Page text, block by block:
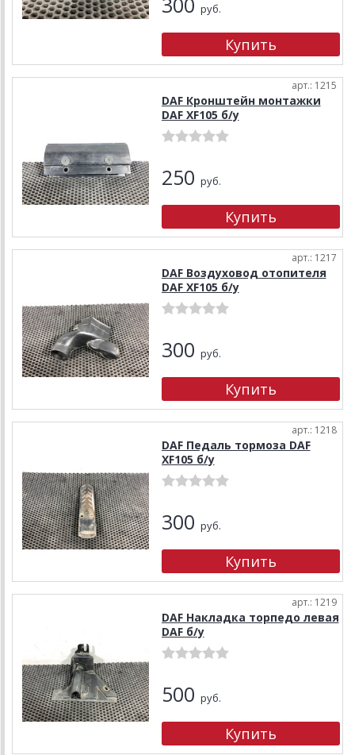
руб.
арт.: 1215
DAF Кронштейн монтажки
DAF XF105 б/у
250 руб.
арт.: 1217
DAF Воздуховод отопителя
DAF XF105 б/у
300 руб.
арт.: 1218
DAF Педаль тормоза DAF
XF105 б/у
300 руб.
арт.: 1219
DAF Накладка торпедо левая
DAF б/у
500 руб.